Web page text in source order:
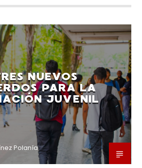
NUEVOS
PARA LA
JUVENIL
Polanía